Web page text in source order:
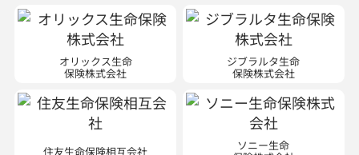
オリックス生命
保険株式会社
ジブラルタ生命
保険株式会社
住友生命保険相互会社 ソニー生命